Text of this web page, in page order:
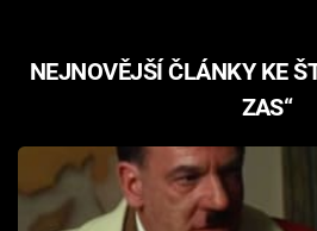
Filmy
NEJNOVĚJŠÍ ČLÁNKY KE
ZAS“